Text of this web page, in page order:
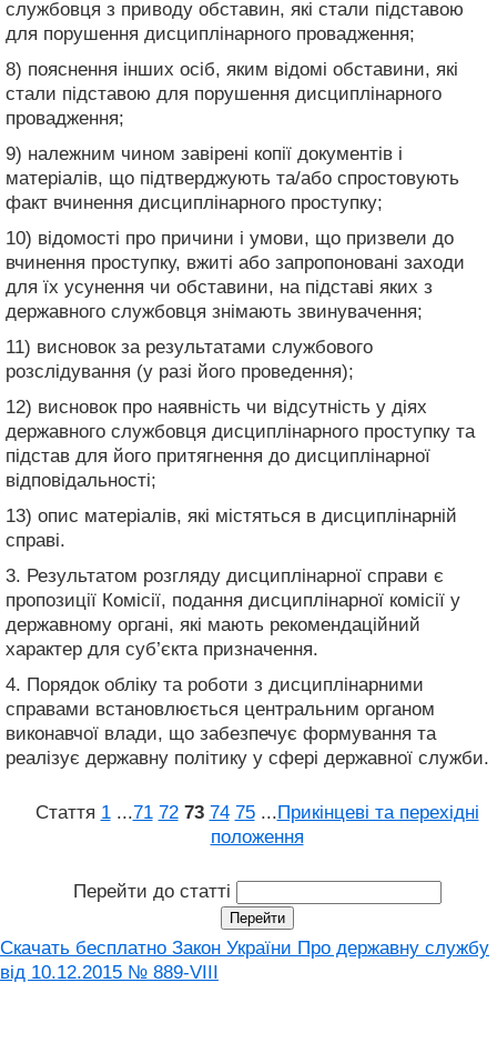
службовця з приводу обставин, які стали підставою
для порушення дисциплінарного провадження;
8) пояснення інших осіб, яким відомі обставини, які
стали підставою для порушення дисциплінарного
провадження;
9) належним чином завірені копії документів і
матеріалів, що підтверджують та/або спростовують
факт вчинення дисциплінарного проступку;
10) відомості про причини і умови, що призвели до
вчинення проступку, вжиті або запропоновані заходи
для їх усунення чи обставини, на підставі яких з
державного службовця знімають звинувачення;
11) висновок за результатами службового
розслідування (у разі його проведення);
12) висновок про наявність чи відсутність у діях
державного службовця дисциплінарного проступку та
підстав для його притягнення до дисциплінарної
відповідальності;
13) опис матеріалів, які містяться в дисциплінарній
справі.
3. Результатом розгляду дисциплінарної справи є
пропозиції Комісії, подання дисциплінарної комісії у
державному органі, які мають рекомендаційний
характер для суб’єкта призначення.
4. Порядок обліку та роботи з дисциплінарними
справами встановлюється центральним органом
виконавчої влади, що забезпечує формування та
реалізує державну політику у сфері державної служби.
Стаття 1 ...71 72 73 74 75 ...Прикінцеві та перехідні
положення
Перейти до статті
Скачать бесплатно Закон України Про державну службу
від 10.12.2015 № 889-VIII